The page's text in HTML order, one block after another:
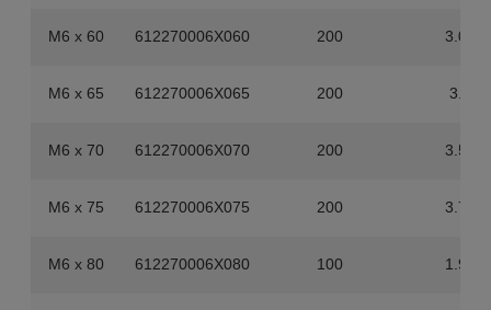
M6 x 60 612270006X060 200 3.08
M6 x 65 612270006X065 200 3.3
M6 x 70 612270006X070 200 3.52
M6 x 75 612270006X075 200 3.74
M6 x 80 612270006X080 100 1.98